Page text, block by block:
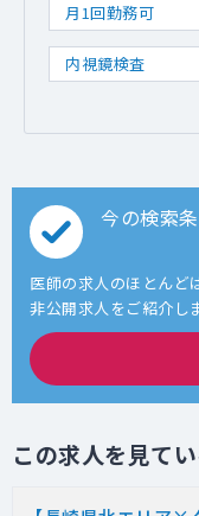
月1回勤務可
内視鏡検査
今の検索
医師の求人のほとんど
非公開求人をご紹介し
この求人を見て